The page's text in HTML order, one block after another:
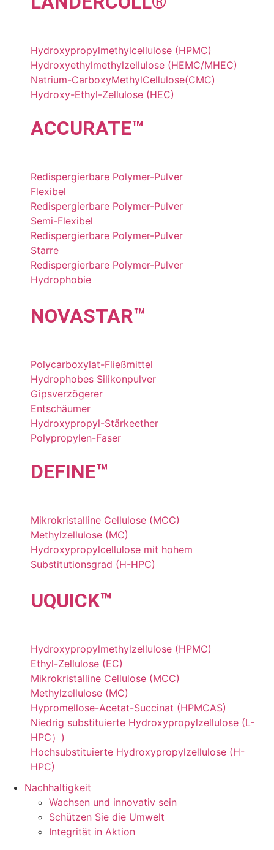
Hydroxypropylmethylcellulose (HPMC)
Hydroxyethylmethylzellulose (HEMC/MHEC)
Natrium-CarboxyMethylCellulose(CMC)
Hydroxy-Ethyl-Zellulose (HEC)
ACCURATE™
Redispergierbare Polymer-Pulver
Flexibel
Redispergierbare Polymer-Pulver
Semi-Flexibel
Redispergierbare Polymer-Pulver
Starre
Redispergierbare Polymer-Pulver
Hydrophobie
NOVASTAR™
Polycarboxylat-Fließmittel
Hydrophobes Silikonpulver
Gipsverzögerer
Entschäumer
Hydroxypropyl-Stärkeether
Polypropylen-Faser
DEFINE™
Mikrokristalline Cellulose (MCC)
Methylzellulose (MC)
Hydroxypropylcellulose mit hohem
Substitutionsgrad (H-HPC)
UQUICK™
Hydroxypropylmethylzellulose (HPMC)
Ethyl-Zellulose (EC)
Mikrokristalline Cellulose (MCC)
Methylzellulose (MC)
Hypromellose-Acetat-Succinat (HPMCAS)
Niedrig substituierte Hydroxypropylzellulose (L-
HPC）)
Hochsubstituierte Hydroxypropylzellulose (H-
HPC)
Nachhaltigkeit
Wachsen und innovativ sein
Schützen Sie die Umwelt
Integrität in Aktion